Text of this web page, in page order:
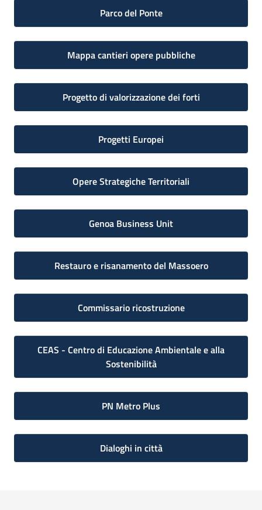
Parco del Ponte
Mappa cantieri opere pubbliche
Progetto di valorizzazione dei forti
Progetti Europei
Opere Strategiche Territoriali
Genoa Business Unit
Restauro e risanamento del Massoero
Commissario ricostruzione
CEAS - Centro di Educazione Ambientale e alla
Sostenibilità
PN Metro Plus
Dialoghi in città